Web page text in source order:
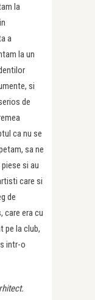
la
a
la un
si
de
ca nu se
sa ne
si au
care si
de
care era cu
pe la club,
intr-o